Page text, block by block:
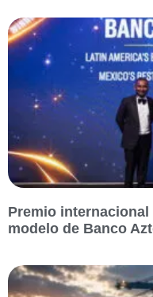
Premio internacional
modelo de Banco